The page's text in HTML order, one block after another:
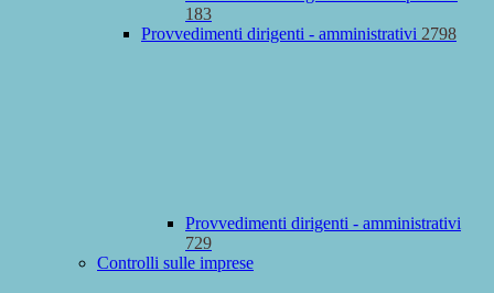
183
Provvedimenti dirigenti - amministrativi 2798
Provvedimenti dirigenti - amministrativi
729
Controlli sulle imprese